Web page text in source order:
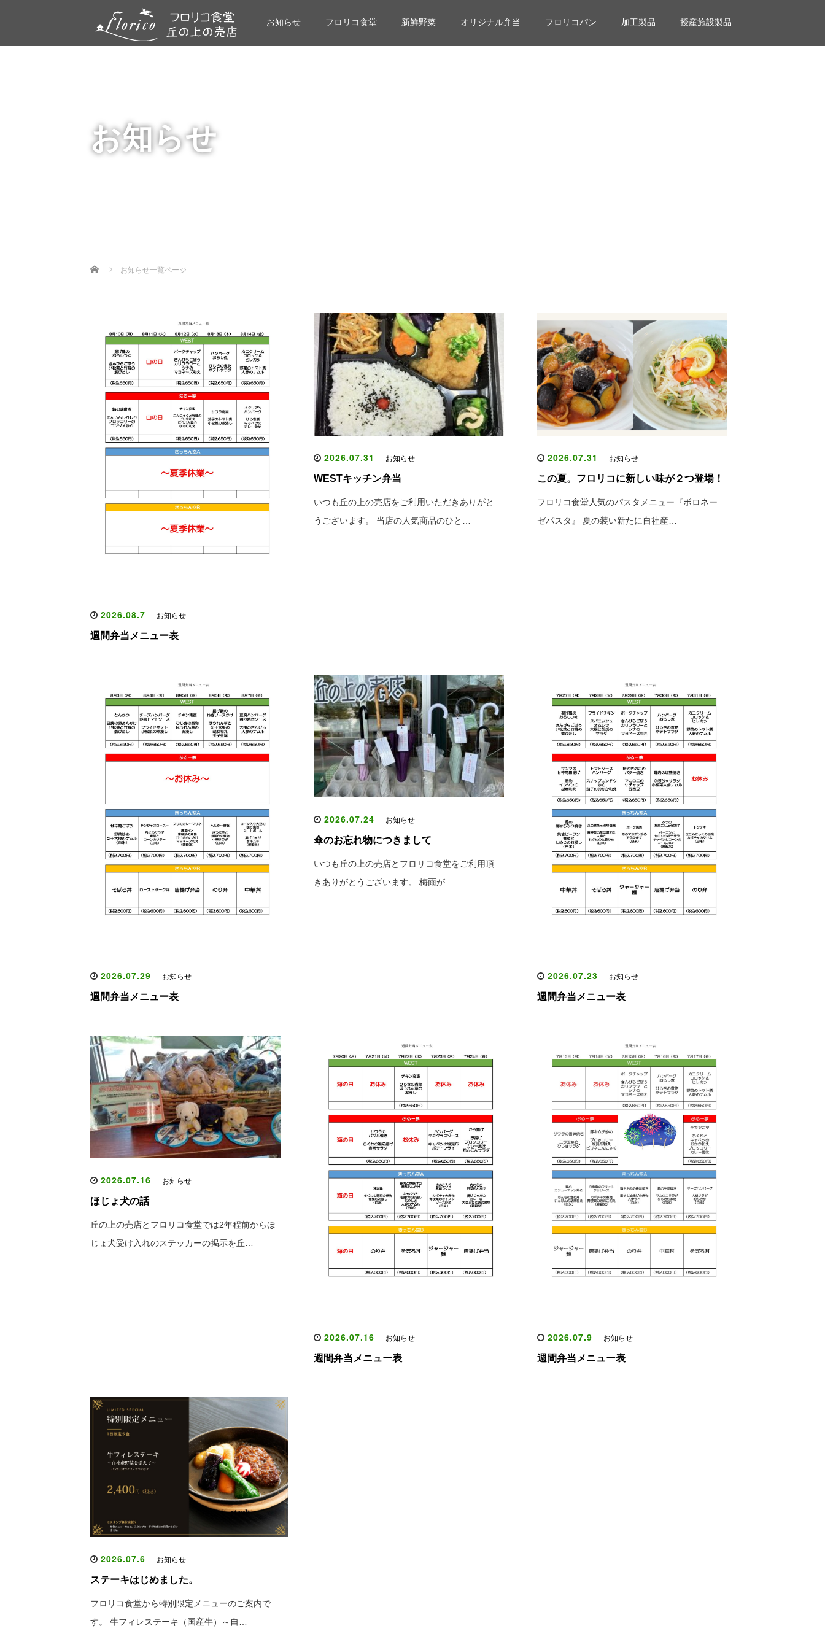
お知らせ フロリコ食堂 新鮮野菜 オリジナル弁当 フロリコパン 加工製品 授産施設製品
お知らせ
Home お知らせ一覧ページ
2026.08.7 お知らせ
週間弁当メニュー表
2026.07.31 お知らせ
WESTキッチン弁当
いつも丘の上の売店をご利用いただきありがと
うございます。 当店の人気商品のひと…
2026.07.31 お知らせ
この夏。フロリコに新しい味が２つ登場！
フロリコ食堂人気のパスタメニュー『ボロネー
ゼパスタ』 夏の装い新たに自社産…
2026.07.29 お知らせ
週間弁当メニュー表
2026.07.24 お知らせ
傘のお忘れ物につきまして
いつも丘の上の売店とフロリコ食堂をご利用頂
きありがとうございます。 梅雨が…
2026.07.23 お知らせ
週間弁当メニュー表
2026.07.16 お知らせ
ほじょ犬の話
丘の上の売店とフロリコ食堂では2年程前からほ
じょ犬受け入れのステッカーの掲示を丘…
2026.07.16 お知らせ
週間弁当メニュー表
2026.07.9 お知らせ
週間弁当メニュー表
2026.07.6 お知らせ
ステーキはじめました。
フロリコ食堂から特別限定メニューのご案内で
す。 牛フィレステーキ（国産牛）～自…